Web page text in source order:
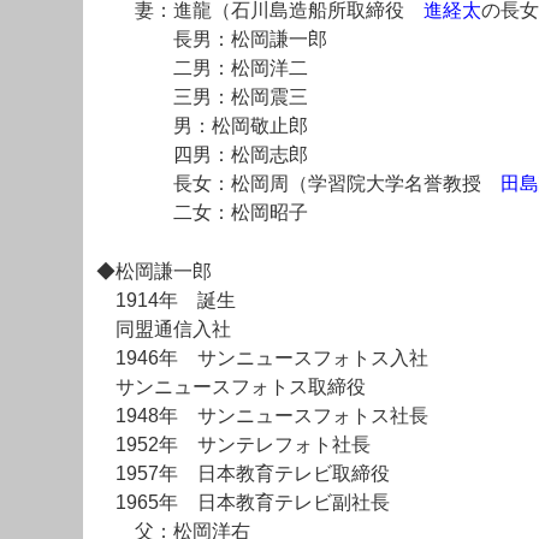
妻：進龍（石川島造船所取締役 進経太の長女
長男：松岡謙一郎
二男：松岡洋二
三男：松岡震三
男：松岡敬止郎
四男：松岡志郎
長女：松岡周（学習院大学名誉教授
田
二女：松岡昭子
◆松岡謙一郎
1914年 誕生
同盟通信入社
1946年 サンニュースフォトス入社
サンニュースフォトス取締役
1948年 サンニュースフォトス社長
1952年 サンテレフォト社長
1957年 日本教育テレビ取締役
1965年 日本教育テレビ副社長
父：松岡洋右